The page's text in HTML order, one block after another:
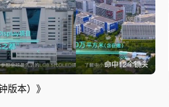
命中12个镜头
版本）》